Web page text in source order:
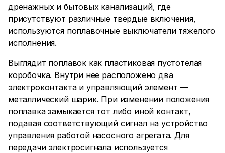
дренажных и бытовых канализаций, где
присутствуют различные твердые включения,
используются поплавочные выключатели тяжелого
исполнения.
Выглядит поплавок как пластиковая пустотелая
коробочка. Внутри нее расположено два
электроконтакта и управляющий элемент —
металлический шарик. При изменении положения
поплавка замыкается тот либо иной контакт,
подавая соответствующий сигнал на устройство
управления работой насосного агрегата. Для
передачи электросигнала используется